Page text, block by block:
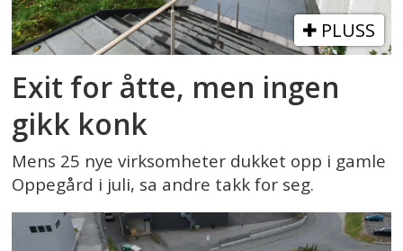
PLUSS
Exit for åtte, men ingen
gikk konk
Mens 25 nye virksomheter dukket opp i gamle
Oppegård i juli, sa andre takk for seg.